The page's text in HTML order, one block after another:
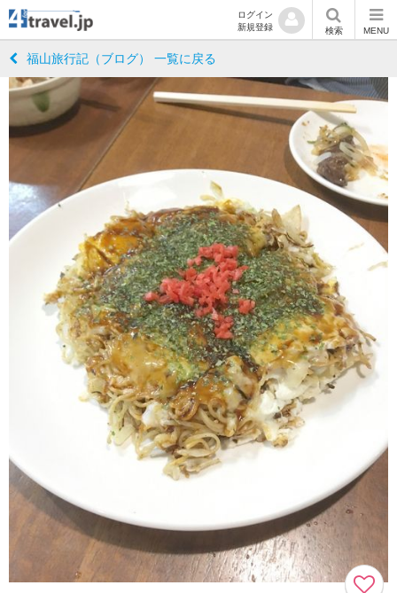
ログイン
新規登録
検索 MENU
福山旅行記（ブログ） 一覧に戻る